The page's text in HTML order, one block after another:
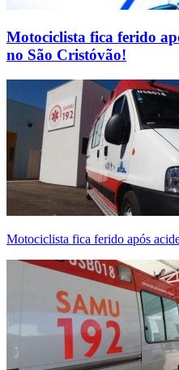
Motociclista fica ferido
no São Cristóvão!
Motociclista fica ferido após